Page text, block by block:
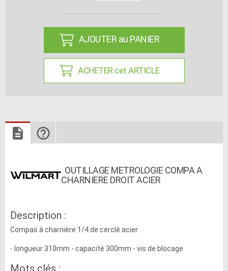
AJOUTER au PANIER
ACHETER cet ARTICLE
OUTILLAGE METROLOGIE COMPA A
CHARNIERE DROIT ACIER
Description :
Compas à charnière 1/4 de cerclé acier
- longueur 310mm - capacité 300mm - vis de blocage